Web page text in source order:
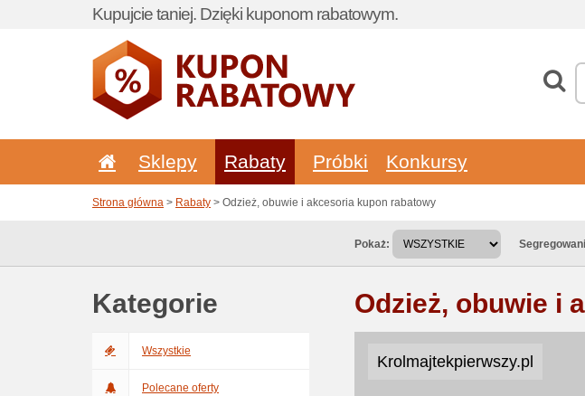
Kupujcie taniej. Dzięki kuponom rabatowym.
Sklepy Rabaty Próbki Konkursy
Strona główna > Rabaty > Odzież, obuwie i akcesoria kupon rabatowy
Pokaż:
Kategorie
Wszystkie
Polecane oferty
Odzież, obuwie i
Krolmajtekpierwszy.pl